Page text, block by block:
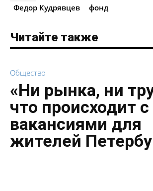
Федор Кудрявцев
фонд
Читайте также
Общество
«Ни рынка, ни
что происходит с
вакансиями для
жителей